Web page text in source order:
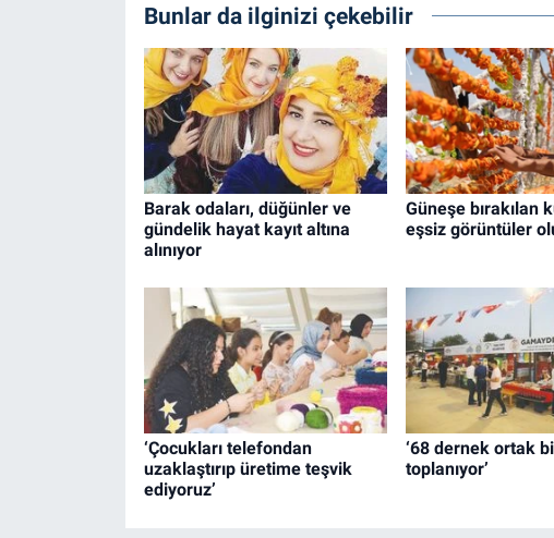
Bunlar da ilginizi çekebilir
Barak odaları, düğünler ve
gündelik hayat kayıt altına
alınıyor
Güneşe bırakılan
eşsiz görüntüler
‘Çocukları telefondan
uzaklaştırıp üretime teşvik
ediyoruz’
‘68 dernek ortak
toplanıyor’